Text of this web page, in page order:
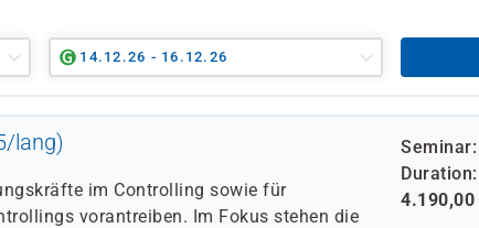
14.12.26 - 16.12.26
lang)
im Controlling sowie für
vorantreiben. Im Fokus stehen die
Seminar
Duration
4.190,00